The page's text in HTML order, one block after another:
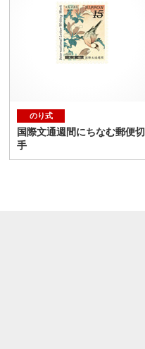
のり式
国際文通週間にちなむ郵便切
手